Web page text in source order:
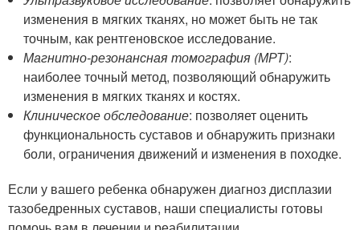
изменения в мягких тканях, но может быть не так
точным, как рентгеновское исследование.
Магнитно-резонансная томография (МРТ):
наиболее точный метод, позволяющий обнаружить
изменения в мягких тканях и костях.
Клиническое обследование: позволяет оценить
функциональность суставов и обнаружить признаки
боли, ограничения движений и изменения в походке.
Если у вашего ребенка обнаружен диагноз дисплазии
тазобедренных суставов, наши специалисты готовы